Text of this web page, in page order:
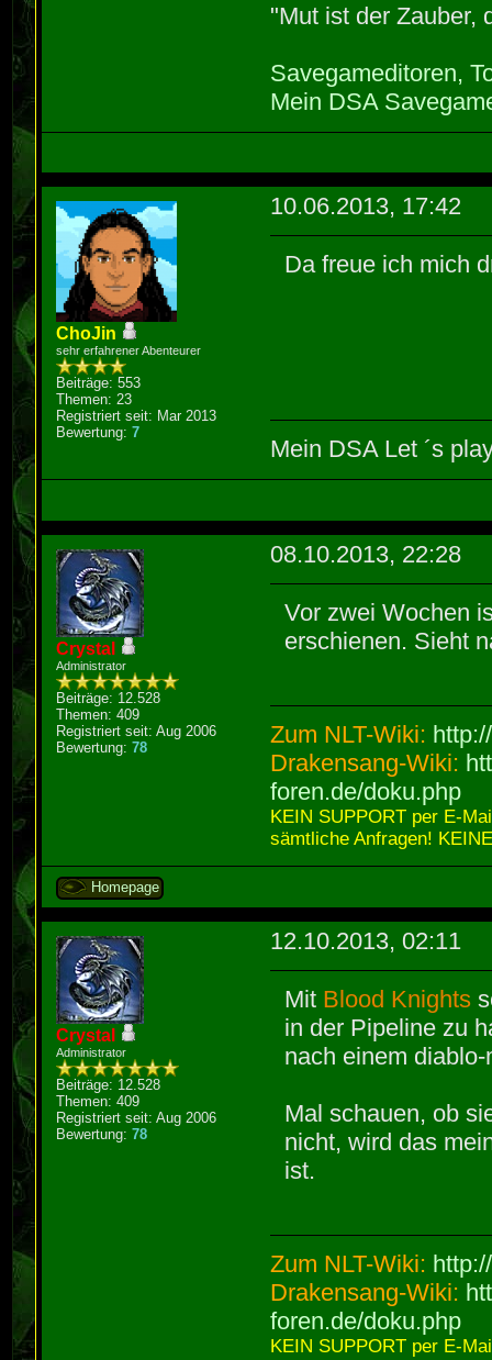
"Mut ist der Zauber,
Savegameditoren,
Mein DSA
ChoJin
sehr erfahrener Abenteurer
Beiträge: 553
Themen: 23
Registriert seit: Mar 2013
Bewertung:7
10.06.2013, 17:42
Da freue ich mich
Mein DSA Let ´s
Crystal
Administrator
Beiträge: 12.528
Themen: 409
Registriert seit: Aug 2006
Bewertung:78
08.10.2013, 22:28
Vor zwei Wochen
erschienen. Sieht
Zum NLT-Wiki:
Drakensang-Wiki:
foren.de/doku.php
KEIN SUPPORT per E-
sämtliche Anfragen!
Homepage
Crystal
Administrator
Beiträge: 12.528
Themen: 409
Registriert seit: Aug 2006
Bewertung:78
12.10.2013, 02:11
Mit Blood Knights
in der Pipeline zu
nach einem
Mal schauen, ob
nicht, wird das
ist.
Zum NLT-Wiki:
Drakensang-Wiki:
foren.de/doku.php
KEIN SUPPORT per E-